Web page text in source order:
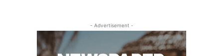
- Advertisement -